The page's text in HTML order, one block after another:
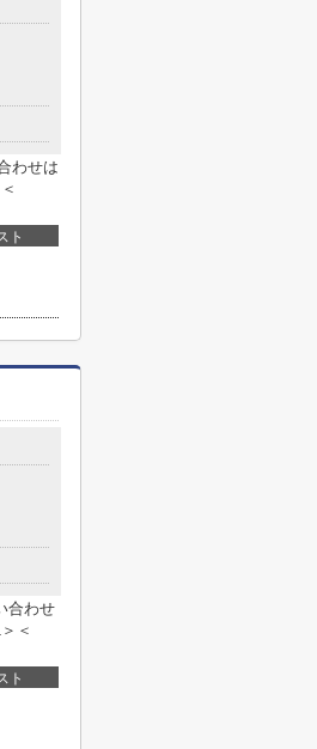
わせは
ト
合わせ
＜
ト